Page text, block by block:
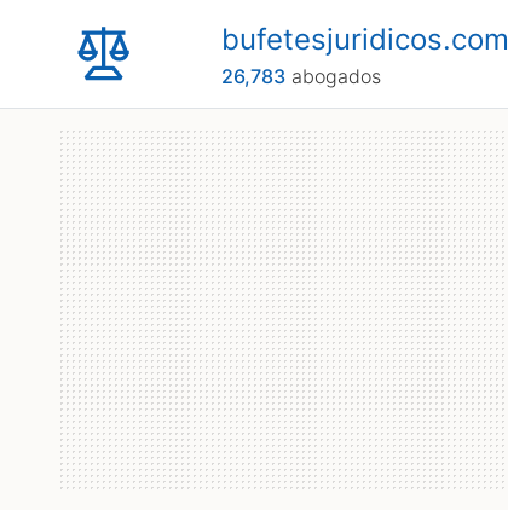
bufetesjuridicos.com
26,783abogados